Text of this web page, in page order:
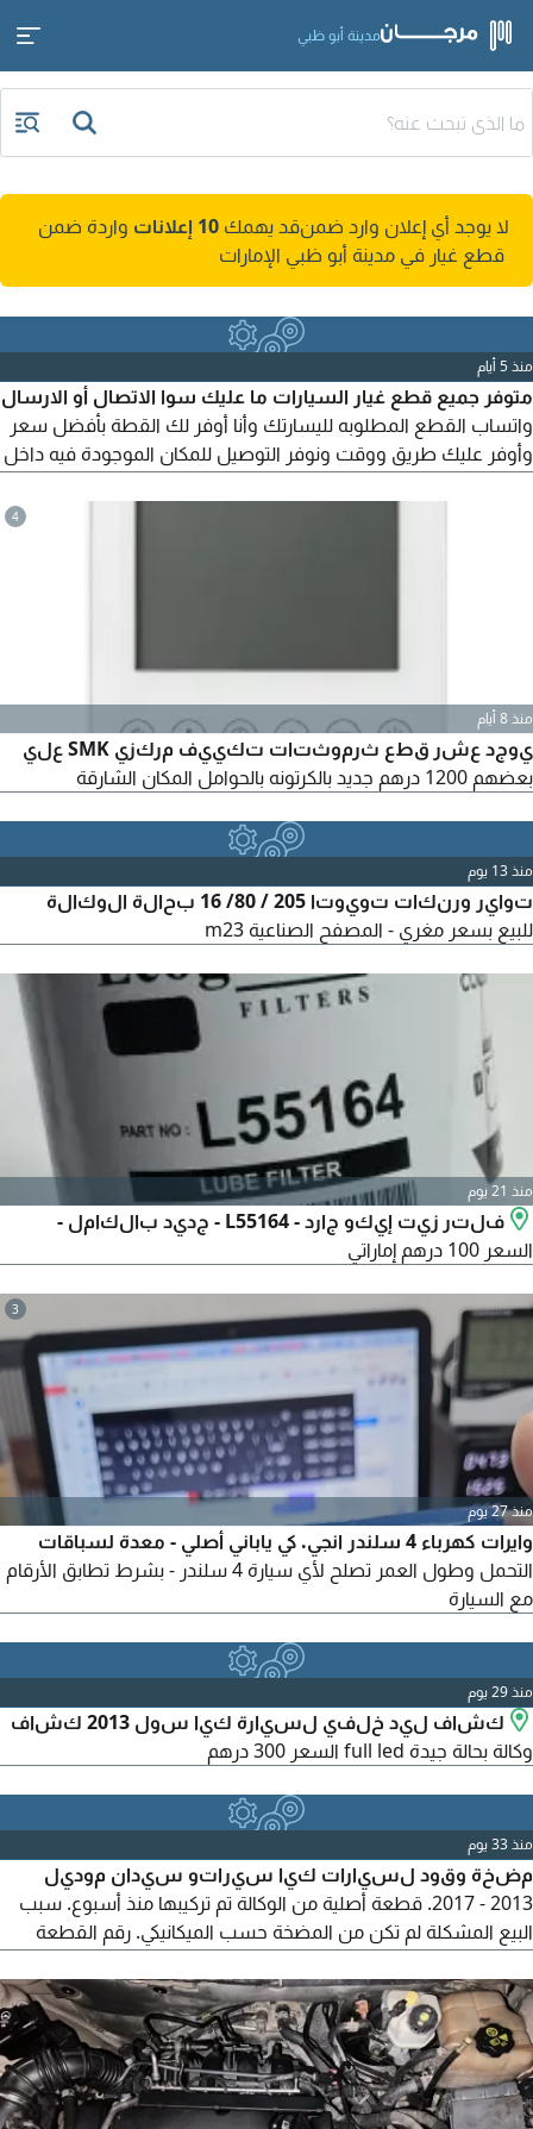
مدينة أبو ظبي
لا يوجد أي إعلان وارد ضمنقد يهمك 10 إعلانات
واردة ضمن
قطع غيار في مدينة أبو ظبي الإمارات
منذ 5 أيام
متوفر جميع قطع غيار السيارات ما عليك سوا الاتصال أو الارسال
واتساب القطع المطلوبه لليسارتك وأنا أوفر لك القطة بأفضل سعر
وأوفر عليك طريق ووقت ونوفر التوصيل للمكان الموجودة فيه داخل
4
منذ 8 أيام
يوجد عشر قطع ثرموثتات تكييف مركزي SMK علي
بعضهم 1200 درهم جديد بالكرتونه بالحوامل المكان الشارقة
منذ 13 يوم
تواير ورنكات تويوتا 205 / 80/ 16 بحالة الوكالة
للبيع بسعر مغري - المصفح الصناعية m23
منذ 21 يوم
فلتر زيت إيكو جارد - L55164 - جديد بالكامل -
السعر 100 درهم إماراتي
3
منذ 27 يوم
وايرات كهرباء 4 سلندر انجي. كي ياباني أصلي - معدة لسباقات
التحمل وطول العمر تصلح لأي سيارة 4 سلندر - بشرط تطابق الأرقام
مع السيارة
منذ 29 يوم
كشاف ليد خلفي لسيارة كيا سول 2013 كشاف
وكالة بحالة جيدة full led السعر 300 درهم
منذ 33 يوم
مضخة وقود لسيارات كيا سيراتو سيدان موديل
2013 - 2017. قطعة أصلية من الوكالة تم تركيبها منذ أسبوع. سبب
البيع المشكلة لم تكن من المضخة حسب الميكانيكي. رقم القطعة
موضح وهو نفسه الرقم 311113S400. القطعة مكفولة مع ضمان.
يمكن بيع الطرمبة كاملة. لا توجد صورة لانها مازالت تعمل في
السيارة